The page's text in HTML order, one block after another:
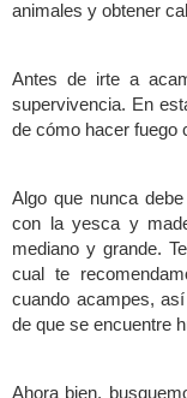
animales y obtener
Antes de irte a
supervivencia. En
de cómo hacer fuego
Algo que nunca
con la yesca y
mediano y grande.
cual te
cuando acampes,
de que se encuentre
Ahora bien,